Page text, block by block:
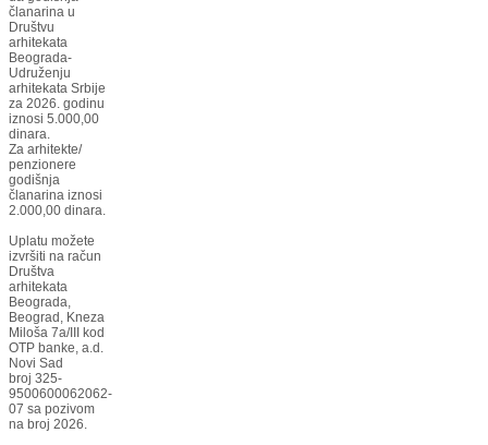
članarina u
Društvu
arhitekata
Beograda-
Udruženju
arhitekata Srbije
za 2026. godinu
iznosi 5.000,00
dinara.
Za arhitekte/
penzionere
godišnja
članarina iznosi
2.000,00 dinara.
Uplatu možete
izvršiti na račun
Društva
arhitekata
Beograda,
Beograd, Kneza
Miloša 7a/III kod
OTP banke, a.d.
Novi Sad
broj 325-
9500600062062-
07 sa pozivom
na broj 2026.